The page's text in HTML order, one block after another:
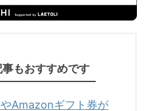
もおすすめです
Amazonギフト券が